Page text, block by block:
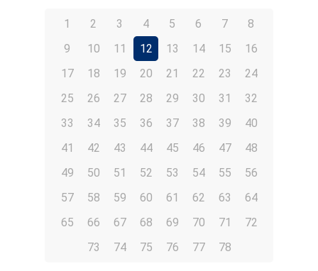
1 2 3 4 5 6 7
8
9
10 11 12 13 14 15
16
17
18 19 20 21 22 23
24
25
26 27 28 29 30 31
32
33
34 35 36 37 38 39
40
41
42 43 44 45 46 47
48
49
50 51 52 53 54 55
56
57
58 59 60 61 62 63
64
65
66 67 68 69 70 71
72
73
74 75 76 77 78